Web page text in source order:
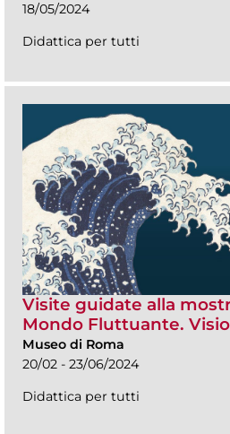
18/05/2024
Didattica per tutti
Visite guidate alla
Mondo Fluttuante.
Museo di Roma
20/02 - 23/06/2024
Didattica per tutti